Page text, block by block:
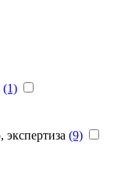
(1)
экспертиза (9)